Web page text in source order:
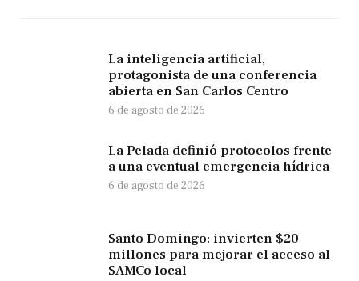
La inteligencia artificial,
protagonista de una conferencia
abierta en San Carlos Centro
6 de agosto de 2026
La Pelada definió protocolos frente
a una eventual emergencia hídrica
6 de agosto de 2026
Santo Domingo: invierten $20
millones para mejorar el acceso al
SAMCo local